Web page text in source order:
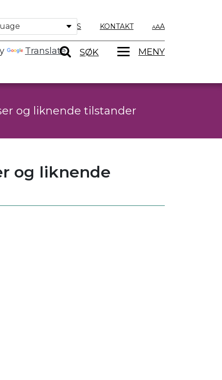
Translate
OM OSS KONTAKT A
SØK MENY
og liknende tilstander
og liknende